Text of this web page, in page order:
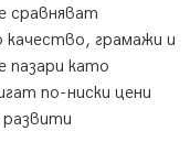
сравняват
качество, грамажи и
като
по-ниски цени